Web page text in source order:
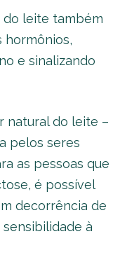
do leite também
hormônios,
e sinalizando
natural do leite –
pelos seres
as pessoas que
é possível
decorrência de
à